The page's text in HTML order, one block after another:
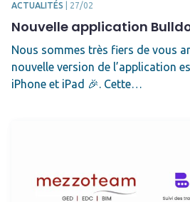
ACTUALITÉS 27/02
Nouvelle application
Nous sommes très fiers de vous
nouvelle version de l’application
iPhone et iPad 🎉. Cette…